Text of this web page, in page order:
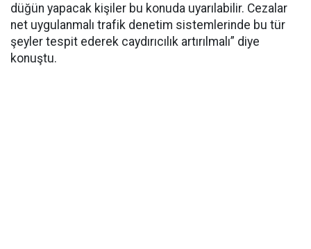
düğün yapacak kişiler bu konuda uyarılabilir. Cezalar
net uygulanmalı trafik denetim sistemlerinde bu tür
şeyler tespit ederek caydırıcılık artırılmalı” diye
konuştu.